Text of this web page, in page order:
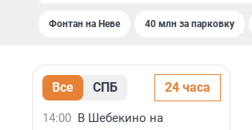
Фонтан на Неве 40 млн за парковку
Все СПБ 24 часа
14:00 В Шебекино на